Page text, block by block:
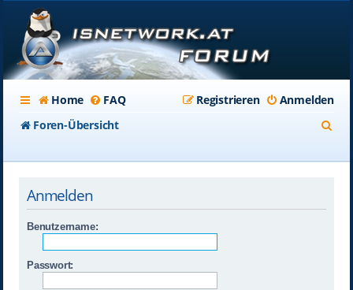
Home FAQ Anmelden
Registrieren
Foren-Übersicht
Anmelden
Benutzername:
Passwort: